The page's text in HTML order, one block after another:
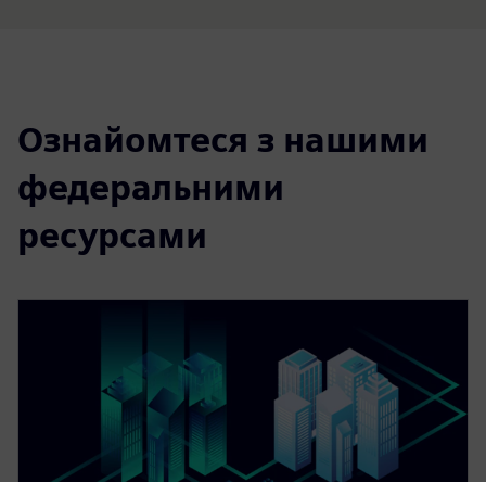
Ознайомтеся з нашими
федеральними
ресурсами